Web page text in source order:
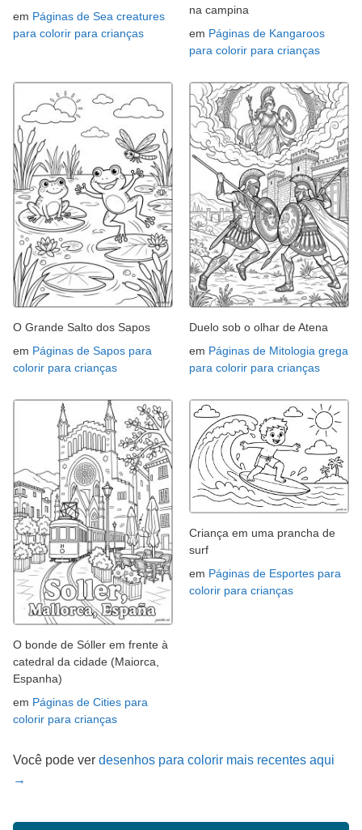
em Páginas de Sea creatures
para colorir para crianças
na campina
em Páginas de Kangaroos
para colorir para crianças
O Grande Salto dos Sapos
em Páginas de Sapos para
colorir para crianças
Duelo sob o olhar de Atena
em Páginas de Mitologia grega
para colorir para crianças
O bonde de Sóller em frente à
catedral da cidade (Maiorca,
Espanha)
em Páginas de Cities para
colorir para crianças
Criança em uma prancha de
surf
em Páginas de Esportes para
colorir para crianças
Você pode ver desenhos para colorir mais recentes aqui
→